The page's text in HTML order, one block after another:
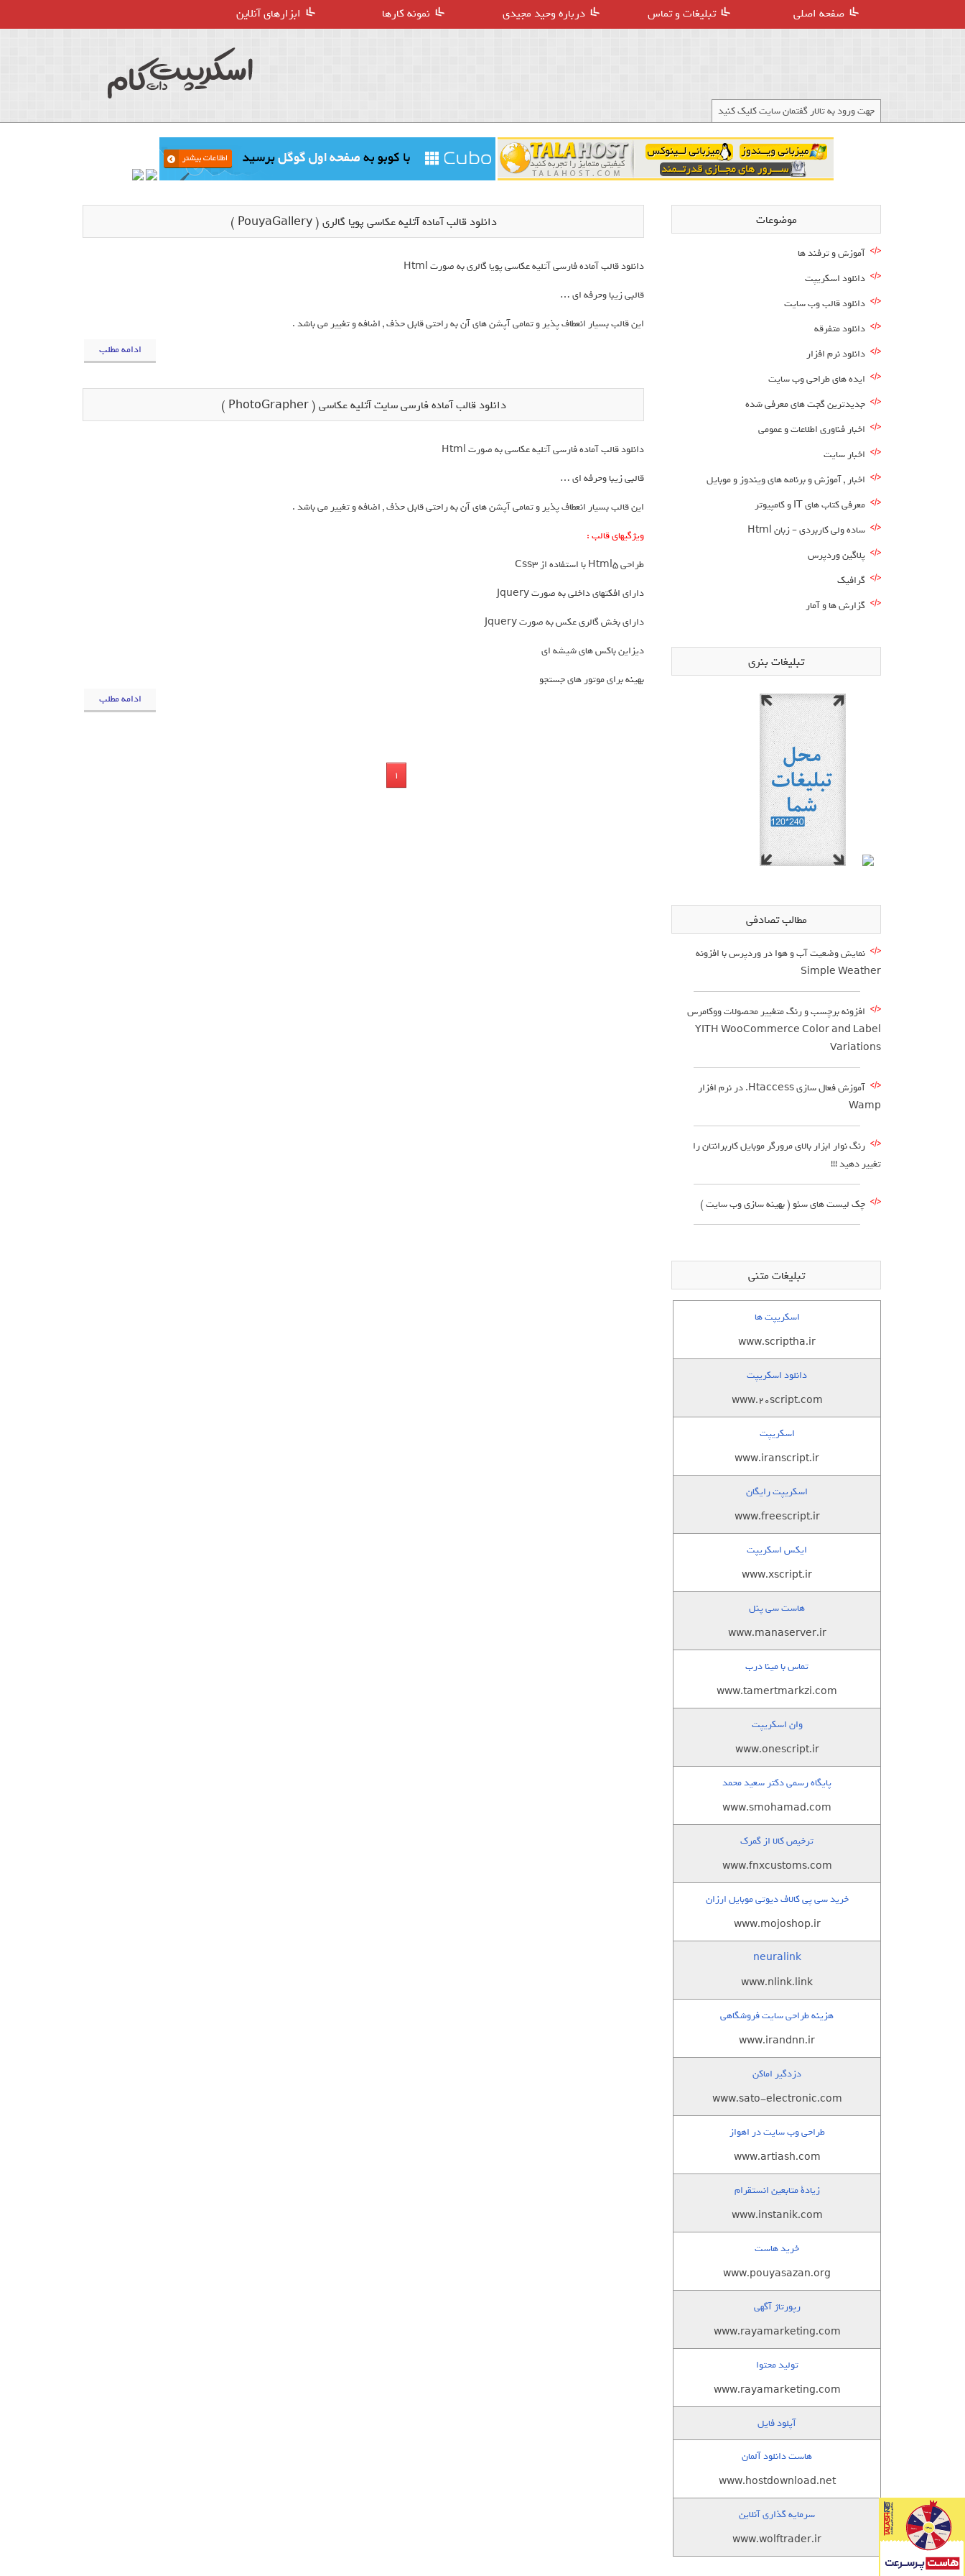
صفحه اصلی تبلیغات و تماس درباره وحید مجیدی نمونه کارها ابزارهای آنلاین
جهت ورود به تالار گفتمان سایت کلیک کنید
دانلود قالب آماده آتلیه عکاسی پویا گالری ( PouyaGallery )
دانلود قالب آماده فارسی آتلیه عکاسی پویا گالری به صورت Html
قالبی زیبا وحرفه ای …
این قالب بسیار انعطاف پذیر و تمامی آپشن های آن به راحتی قابل حذف , اضافه و تغییر می باشد .
ادامه مطلب
دانلود قالب آماده فارسی سایت آتلیه عکاسی ( PhotoGrapher )
دانلود قالب آماده فارسی آتلیه عکاسی به صورت Html
قالبی زیبا وحرفه ای …
این قالب بسیار انعطاف پذیر و تمامی آپشن های آن به راحتی قابل حذف , اضافه و تغییر می باشد .
ویژگیهای قالب :
طراحی Html5 با استفاده از Css3
دارای افکتهای داخلی به صورت Jquery
دارای بخش گالری عکس به صورت Jquery
دیزاین باکس های شیشه ای
بهینه برای موتور های جستجو
ادامه مطلب
1
موضوعات
آموزش و ترفند ها
دانلود اسکریپت
دانلود قالب وب سایت
دانلود متفرقه
دانلود نرم افزار
ایده های طراحی وب سایت
جدیدترین گجت های معرفی شده
اخبار فناوری اطلاعات و عمومی
اخبار سایت
اخبار , آموزش و برنامه های ویندوز و موبایل
معرفی کتاب های IT و کامپیوتر
ساده ولی کاربردی – زبان Html
پلاگین وردپرس
گرافیک
گزارش ها و آمار
تبلیغات بنری
مطالب تصادفی
نمایش وضعیت آب و هوا در وردپرس با افزونه
Simple Weather
افزونه برچسب و رنگ متغییر محصولات ووکامرس
YITH WooCommerce Color and Label
Variations
آموزش فعال سازی Htaccess. در نرم افزار
Wamp
رنگ نوار ابزار بالای مرورگر موبایل کاربرانتان را
تغییر دهید !!!
چک لیست های سئو ( بهینه سازی وب سایت )
تبلیغات متنی
اسکریپت ها
www.scriptha.ir
دانلود اسکریپت
www.20script.com
اسکریپت
www.iranscript.ir
اسکریپت رایگان
www.freescript.ir
ایکس اسکریپت
www.xscript.ir
هاست سی پنل
www.manaserver.ir
تماس با مینا درب
www.tamertmarkzi.com
وان اسکریپت
www.onescript.ir
پایگاه رسمی دکتر سعید محمد
www.smohamad.com
ترخیص کالا از گمرک
www.fnxcustoms.com
خرید سی پی کالاف دیوتی موبایل ارزان
www.mojoshop.ir
neuralink
www.nlink.link
هزینه طراحی سایت فروشگاهی
www.irandnn.ir
دزدگیر اماکن
www.sato-electronic.com
طراحی وب سایت در اهواز
www.artiash.com
زيادة متابعين انستقرام
www.instanik.com
خرید هاست
www.pouyasazan.org
رپورتاژ آگهی
www.rayamarketing.com
تولید محتوا
www.rayamarketing.com
آپلود فایل
هاست دانلود آلمان
www.hostdownload.net
سرمایه گذاری آنلاین
www.wolftrader.ir